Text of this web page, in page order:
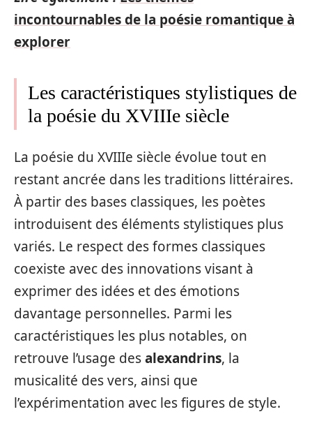
incontournables de la poésie romantique à
explorer
Les caractéristiques stylistiques de
la poésie du XVIIIe siècle
La poésie du XVIIIe siècle évolue tout en
restant ancrée dans les traditions littéraires.
À partir des bases classiques, les poètes
introduisent des éléments stylistiques plus
variés. Le respect des formes classiques
coexiste avec des innovations visant à
exprimer des idées et des émotions
davantage personnelles. Parmi les
caractéristiques les plus notables, on
retrouve l’usage desalexandrins, la
musicalité des vers, ainsi que
l’expérimentation avec les figures de style.